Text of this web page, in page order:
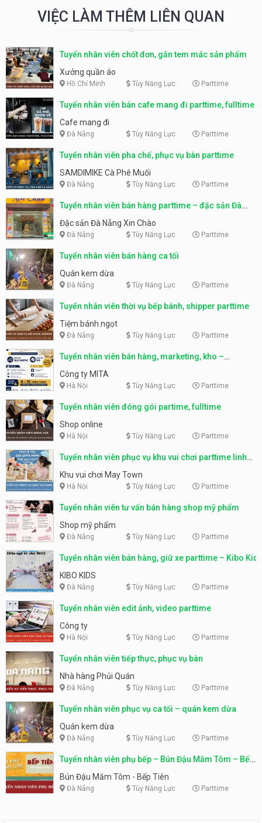
VIỆC LÀM THÊM LIÊN QUAN
Tuyển nhân viên chốt đơn, gắn tem mác sản phẩm
Xưởng quần áo
Hồ Chí Minh Tùy Năng Lực Parttime
Tuyển nhân viên bán cafe mang đi parttime, fulltime
Cafe mang đi
Đà Nẵng Tùy Năng Lực Parttime
Tuyển nhân viên pha chế, phục vụ bàn parttime
SAMDIMIKE Cà Phê Muối
Đà Nẵng Tùy Năng Lực Parttime
Tuyển nhân viên bán hàng parttime – đặc sản Đà
Nẵng
Đặc sản Đà Nẵng Xin Chào
Đà Nẵng Tùy Năng Lực Parttime
Tuyển nhân viên bán hàng ca tối
Quán kem dừa
Đà Nẵng Tùy Năng Lực Parttime
Tuyển nhân viên thời vụ bếp bánh, shipper parttime
Tiệm bánh ngọt
Đà Nẵng Tùy Năng Lực Parttime
Tuyển nhân viên bán hàng, marketing, kho –
parttime, fulltime
Công ty MITA
Hà Nội Tùy Năng Lực Parttime
Tuyển nhân viên đóng gói partime, fulltime
Shop online
Hà Nội Tùy Năng Lực Parttime
Tuyển nhân viên phục vụ khu vui chơi parttime linh
động
Khu vui chơi May Town
Hà Nội Tùy Năng Lực Parttime
Tuyển nhân viên tư vấn bán hàng shop mỹ phẩm
Shop mỹ phẩm
Đà Nẵng Tùy Năng Lực Parttime
Tuyển nhân viên bán hàng, giữ xe parttime – Kibo Kid
KIBO KIDS
Đà Nẵng Tùy Năng Lực Parttime
Tuyển nhân viên edit ảnh, video parttime
Công ty
Hà Nội Tùy Năng Lực Parttime
Tuyển nhân viên tiếp thực, phục vụ bàn
Nhà hàng Phủi Quán
Đà Nẵng Tùy Năng Lực Parttime
Tuyển nhân viên phục vụ ca tối – quán kem dừa
Quán kem dừa
Đà Nẵng Tùy Năng Lực Parttime
Tuyển nhân viên phụ bếp – Bún Đậu Mắm Tôm – Bếp
Tiên
Bún Đậu Mắm Tôm - Bếp Tiên
Đà Nẵng Tùy Năng Lực Parttime